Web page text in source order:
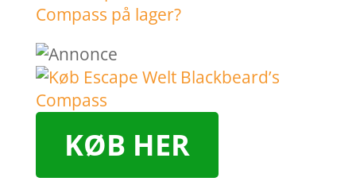
KØB HER